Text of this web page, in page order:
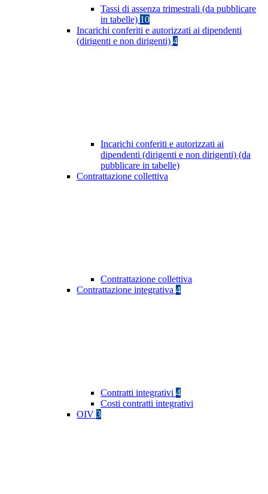
Tassi di assenza trimestrali (da pubblicare
in tabelle) 10
Incarichi conferiti e autorizzati ai dipendenti
(dirigenti e non dirigenti) 4
Incarichi conferiti e autorizzati ai
dipendenti (dirigenti e non dirigenti) (da
pubblicare in tabelle)
Contrattazione collettiva
Contrattazione collettiva
Contrattazione integrativa 4
Contratti integrativi 4
Costi contratti integrativi
OIV 3